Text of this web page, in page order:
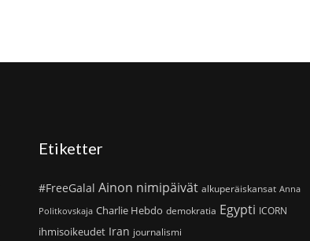
Etiketter
#FreeGalal Ainon nimipäivät alkuperäiskansat Anna
Politkovskaja Charlie Hebdo demokratia Egypti ICORN
ihmisoikeudet Iran journalismi